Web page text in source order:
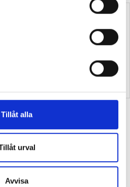
Tillåt alla
urval
Avvisa
”Hur skolan fungerar blir
till på
duka,
tillsammans